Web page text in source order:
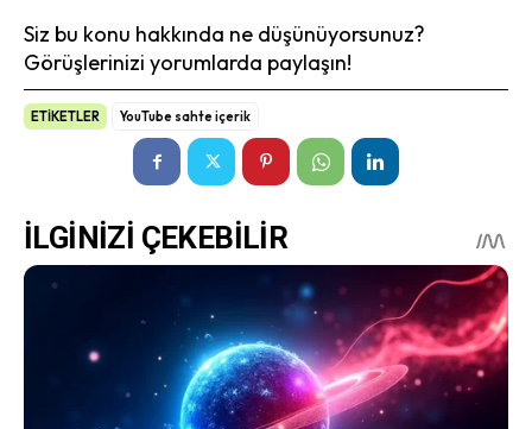
Siz bu konu hakkında ne düşünüyorsunuz?
Görüşlerinizi yorumlarda paylaşın!
ETİKETLER YouTube sahte içerik